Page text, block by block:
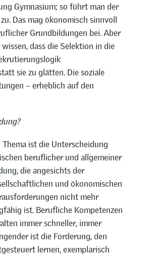
Gymnasium; so führt man der
Das mag ökonomisch sinnvoll
Grundbildungen bei. Aber
dass die Selektion in die
sie zu glätten. Die soziale
– erheblich auf den
Thema ist die Unterscheidung
beruflicher und allgemeiner
die angesichts der
und ökonomischen
nicht mehr
ist. Berufliche Kompetenzen
immer schneller, immer
ist die Forderung, den
lernen, exemplarisch